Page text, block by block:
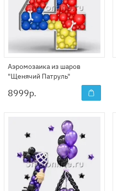
Аэромозаика из шаров
"Щенячий Патруль"
8999р.